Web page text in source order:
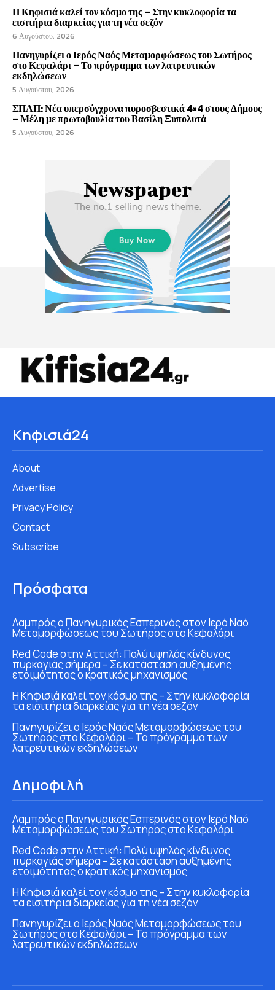
Η Κηφισιά καλεί τον κόσμο της – Στην κυκλοφορία τα
εισιτήρια διαρκείας για τη νέα σεζόν
6 Αυγούστου, 2026
Πανηγυρίζει ο Ιερός Ναός Μεταμορφώσεως του Σωτήρος
στο Κεφαλάρι – Το πρόγραμμα των λατρευτικών
εκδηλώσεων
5 Αυγούστου, 2026
ΣΠΑΠ: Νέα υπερσύγχρονα πυροσβεστικά 4×4 στους Δήμους
– Μέλη με πρωτοβουλία του Βασίλη Ξυπολυτά
5 Αυγούστου, 2026
Κηφισιά24
About
Advertise
Privacy Policy
Contact
Subscribe
Πρόσφατα
Λαμπρός ο Πανηγυρικός Εσπερινός στον Ιερό Ναό
Μεταμορφώσεως του Σωτήρος στο Κεφαλάρι
Red Code στην Αττική: Πολύ υψηλός κίνδυνος
πυρκαγιάς σήμερα – Σε κατάσταση αυξημένης
ετοιμότητας ο κρατικός μηχανισμός
Η Κηφισιά καλεί τον κόσμο της – Στην κυκλοφορία
τα εισιτήρια διαρκείας για τη νέα σεζόν
Πανηγυρίζει ο Ιερός Ναός Μεταμορφώσεως του
Σωτήρος στο Κεφαλάρι – Το πρόγραμμα των
λατρευτικών εκδηλώσεων
Δημοφιλή
Λαμπρός ο Πανηγυρικός Εσπερινός στον Ιερό Ναό
Μεταμορφώσεως του Σωτήρος στο Κεφαλάρι
Red Code στην Αττική: Πολύ υψηλός κίνδυνος
πυρκαγιάς σήμερα – Σε κατάσταση αυξημένης
ετοιμότητας ο κρατικός μηχανισμός
Η Κηφισιά καλεί τον κόσμο της – Στην κυκλοφορία
τα εισιτήρια διαρκείας για τη νέα σεζόν
Πανηγυρίζει ο Ιερός Ναός Μεταμορφώσεως του
Σωτήρος στο Κεφαλάρι – Το πρόγραμμα των
λατρευτικών εκδηλώσεων